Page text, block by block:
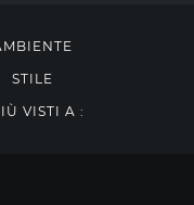
STILE
VISTI A :